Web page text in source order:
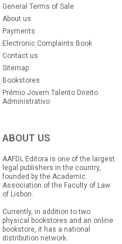
General Terms of Sale
About us
Payments
Electronic Complaints Book
Contact us
Sitemap
Bookstores
Prémio Jovem Talento Direito
Administrativo
ABOUT US
AAFDL Editora is one of the largest
legal publishers in the country,
founded by the Academic
Association of the Faculty of Law
of Lisbon.
Currently, in addition to two
physical bookstores and an online
bookstore, it has a national
distribution network.